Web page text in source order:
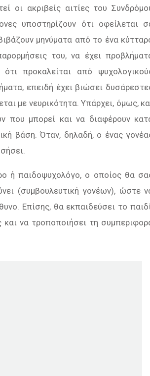
οι ακριβείς αιτίες του
υποστηρίζουν ότι οφείλεται
µηνύµατα από το ένα
του, να έχει
προκαλείται από
επειδή έχει βιώσει
µε νευρικότητα. Υπάρχει, όµως,
που µπορεί και να διαφέρουν
βάση. Όταν, δηλαδή, ο ένας
ή παιδοψυχολόγο, ο οποίος θα
(συμβουλευτική γονέων), ώστε
Επίσης, θα εκπαιδεύσει το
να τροποποιήσει τη